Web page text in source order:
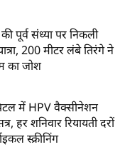
पूर्व संध्या पर निकली
200 मीटर लंबे तिरंगे ने
का जोश
में HPV वैक्सीनेशन
हर शनिवार रियायती दरों
स्क्रीनिंग